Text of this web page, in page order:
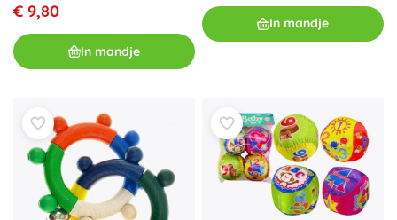
€ 9,80
In mandje
In mandje